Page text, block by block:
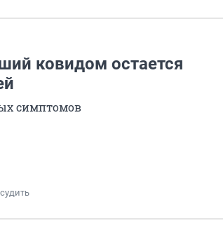
ковидом остается
симптомов